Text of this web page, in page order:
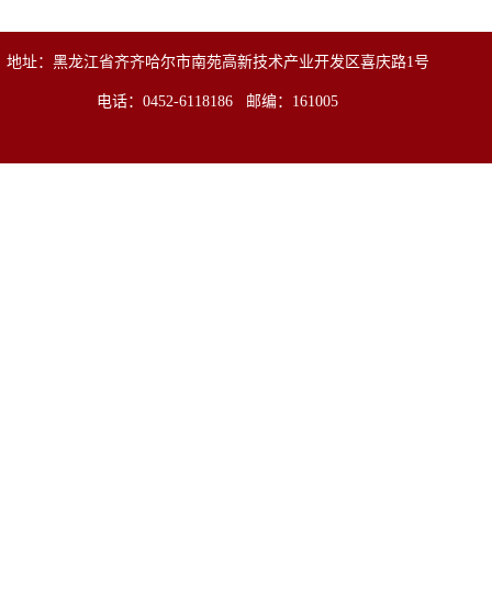
地址：黑龙江省齐齐哈尔市南苑高新技术产业开发区喜庆路1号
电话：0452-6118186 邮编：161005